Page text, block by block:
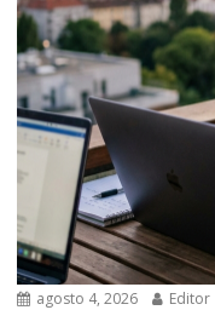
agosto 4, 2026 Editor